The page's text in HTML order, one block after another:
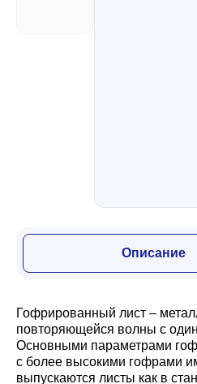
Профили для
Дача и сад
Другие товары
Описание
Гофрированный лист –
повторяющейся волны с
Основными параметрами
с более высокими гофрами
выпускаются листы как в